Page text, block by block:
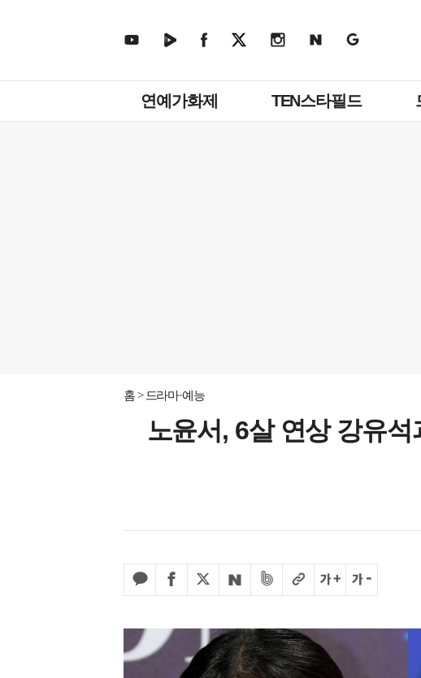
뉴
연예가화제 TEN스타필드
홈 드라마·예능
노윤서, 6살 연상 강유